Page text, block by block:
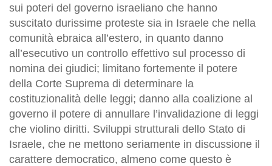
sui poteri del governo israeliano che hanno
suscitato durissime proteste sia in Israele che nella
comunità ebraica all’estero, in quanto danno
all’esecutivo un controllo effettivo sul processo di
nomina dei giudici; limitano fortemente il potere
della Corte Suprema di determinare la
costituzionalità delle leggi; danno alla coalizione al
governo il potere di annullare l’invalidazione di leggi
che violino diritti. Sviluppi strutturali dello Stato di
Israele, che ne mettono seriamente in discussione il
carattere democratico, almeno come questo è